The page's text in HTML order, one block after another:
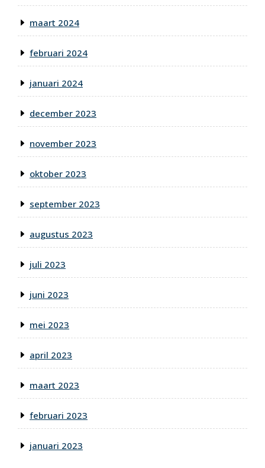
maart 2024
februari 2024
januari 2024
december 2023
november 2023
oktober 2023
september 2023
augustus 2023
juli 2023
juni 2023
mei 2023
april 2023
maart 2023
februari 2023
januari 2023